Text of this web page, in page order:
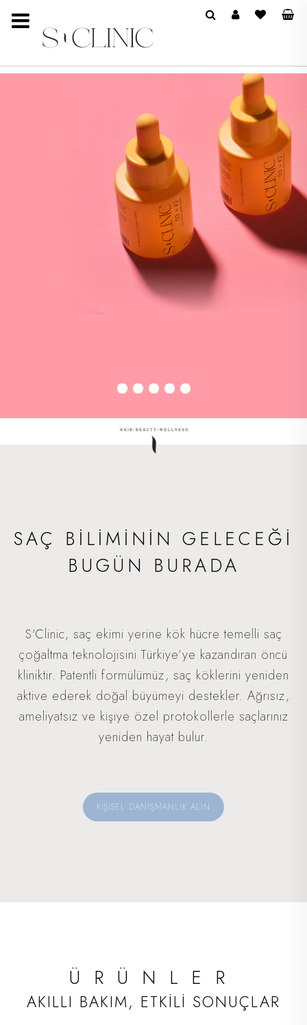
SCLINIC BEAUTY &
SAÇ BİLİMİNİN GELECEĞİ
BUGÜN BURADA
S'Clinic, saç ekimi yerine kök hücre temelli saç
çoğaltma teknolojisini Türkiye’ye kazandıran öncü
kliniktir. Patentli formülümüz, saç köklerini yeniden
aktive ederek doğal büyümeyi destekler. Ağrısız,
ameliyatsız ve kişiye özel protokollerle saçlarınız
yeniden hayat bulur.
KİŞİSEL DANIŞMANLIK ALIN
ÜRÜNLER
AKILLI BAKIM, ETKİLİ SONUÇLAR